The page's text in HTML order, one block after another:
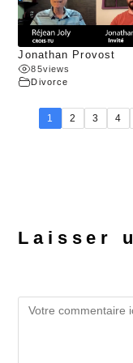
Jonathan Provost
85views
Divorce
1 2 3 4
Laisser